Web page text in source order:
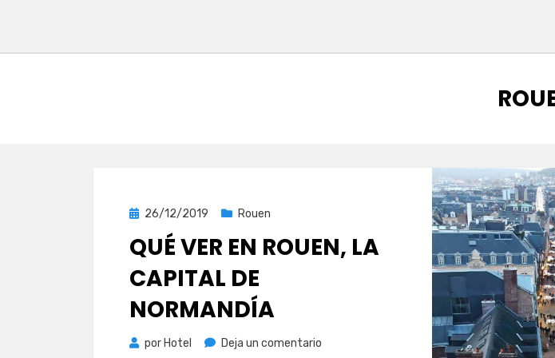
:
Publicada
26/12/2019 Rouen
QUÉ VER EN ROUEN, LA
CAPITAL DE
NORMANDÍA
por Hotel Deja un comentario